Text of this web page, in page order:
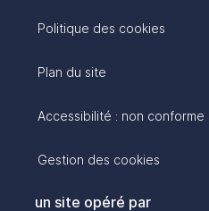
Politique des cookies
Plan du site
Accessibilité : non conforme
Gestion des cookies
un site opéré par